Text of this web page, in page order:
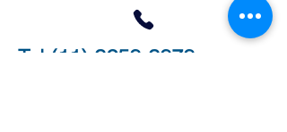
Tel (11) 3258-3878